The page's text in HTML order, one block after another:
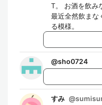
T。 お酒を飲み
最近全然飲まな
る模様。
@sho0724
すみ @